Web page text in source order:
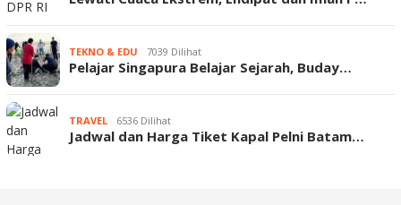
TEKNO & EDU 7039 Dilihat
Pelajar Singapura Belajar Sejarah, Buday…
TRAVEL 6536 Dilihat
Jadwal dan Harga Tiket Kapal Pelni Batam…